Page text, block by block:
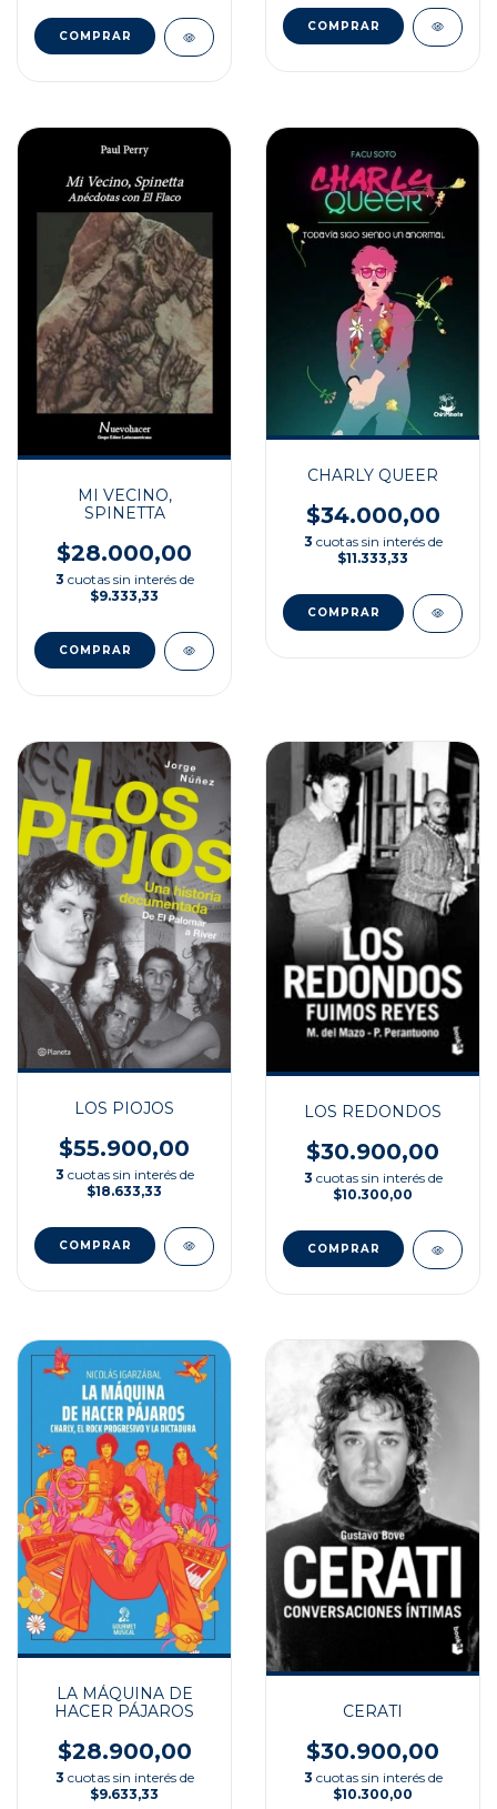
MI VECINO,
SPINETTA
$28.000,00
3 cuotas sin interés de
$9.333,33
CHARLY QUEER
$34.000,00
3 cuotas sin interés de
$11.333,33
LOS PIOJOS
$55.900,00
3 cuotas sin interés de
$18.633,33
LOS REDONDOS
$30.900,00
3 cuotas sin interés de
$10.300,00
LA MÁQUINA DE
HACER PÁJAROS
$28.900,00
3 cuotas sin interés de
$9.633,33
CERATI
$30.900,00
3 cuotas sin interés de
$10.300,00